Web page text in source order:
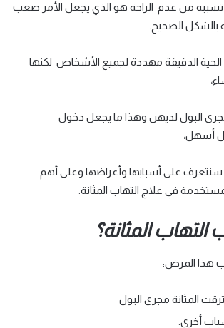
من عدم الراحة هو الذي يجعل الأمر صعب
بالشكل الصحيح.
الحية الدقيقة مهددة لجميع الأشخاص لكنها
البول لديهن وهذا ما يجعل دخول
أسهل،
سنتعرف على أسبابها وأعراضها وعلى أهم
في علاج التهاب المثانة.
المثانة؟
هذا المرض:
المثانة مجرى البول
أخرى.